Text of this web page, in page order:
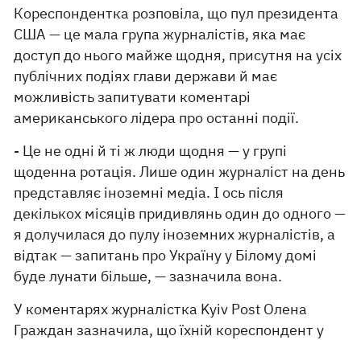
Кореспондентка розповіла, що пул президента
США — це мала група журналістів, яка має
доступ до нього майже щодня, присутня на усіх
публічних подіях глави держави й має
можливість запитувати коментарі
американського лідера про останні події.
- Це не одні й ті ж люди щодня — у групі
щоденна ротація. Лише один журналіст на день
представляє іноземні медіа. І ось після
декількох місяців придивлянь один до одного —
я долучилася до пулу іноземних журналістів, а
відтак — запитань про Україну у Білому домі
буде лунати більше, — зазначила вона.
У коментарях журналістка Kyiv Post Олена
Граждан зазначила, що їхній кореспондент у